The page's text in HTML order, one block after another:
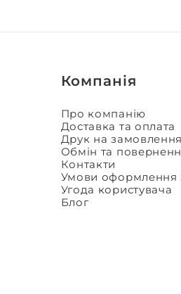
Компанія
Про компанію
Доставка та оплата
Друк на замовлення
Обмін та
Контакти
Умови оформлення
Угода користувача
Блог